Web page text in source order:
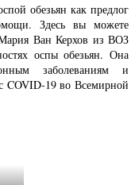
обезьян как предлог
Здесь вы можете
Ван Керхов из ВОЗ
оспы обезьян. Она
заболеваниям и
COVID-19 во Всемирной